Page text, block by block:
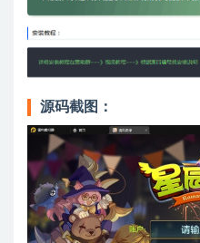
源码截图：